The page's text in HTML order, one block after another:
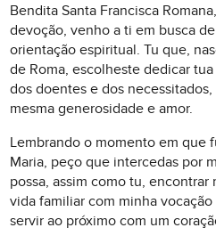
Bendita Santa Francisca
devoção, venho a ti em busca
orientação espiritual. Tu que,
de Roma, escolheste dedicar
dos doentes e dos
mesma generosidade e amor.
Lembrando o momento em que
Maria, peço que intercedas por
possa, assim como tu,
vida familiar com minha
servir ao próximo com um